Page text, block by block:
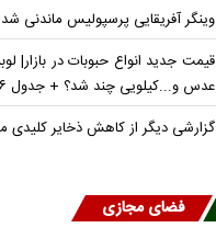
وینگر آفریقایی پرسپولیس ماندنی شد
قیمت جدید انواع حبوبات در بازار|
عدس و...کیلویی چند شد؟ + جدول ۱۶ مرداد ۱۴۰۵
گزارشی دیگر از کاهش ذخایر کلیدی
فضای مجازی